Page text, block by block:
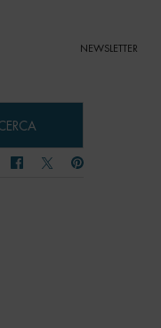
NEWSLETTER
CONDIVIDI SU FACEBOOK
CONDIVIDI SU TWITTER
CONDIVIDI SU